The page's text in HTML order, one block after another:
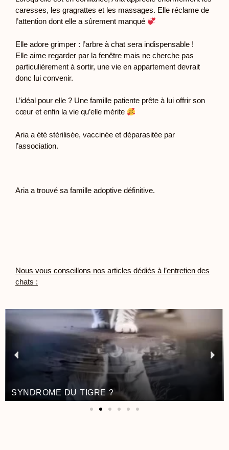
caresses, les gragrattes et les massages. Elle réclame de
l’attention dont elle a sûrement manqué
Elle adore grimper : l’arbre à chat sera indispensable !
Elle aime regarder par la fenêtre mais ne cherche pas
particulièrement à sortir, une vie en appartement devrait
donc lui convenir.
L’idéal pour elle ? Une famille patiente prête à lui offrir son
cœur et enfin la vie qu’elle mérite
Aria a été stérilisée, vaccinée et déparasitée par
l’association.
Aria a trouvé sa famille adoptive définitive.
Nous vous conseillons nos articles dédiés à l’entretien des
chats :
SYNDROME DU TIGRE ?